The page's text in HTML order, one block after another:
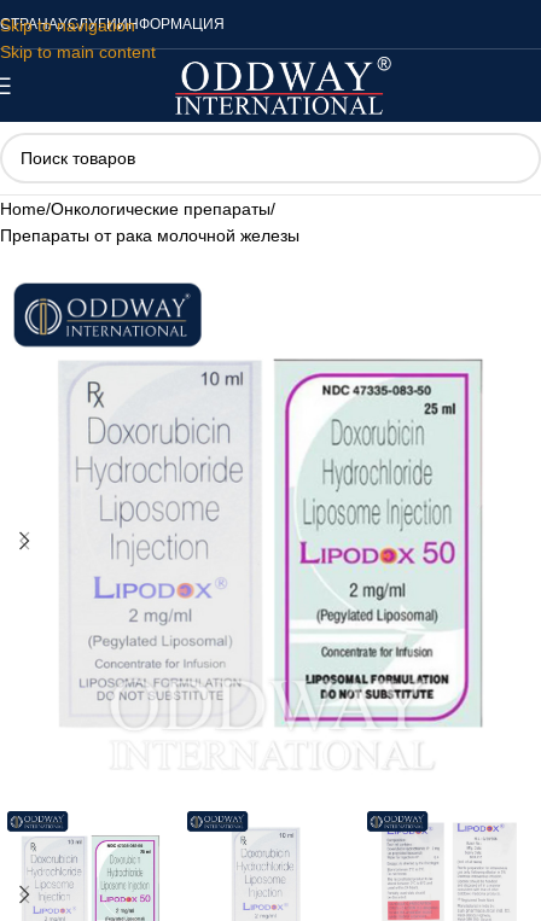
Skip to navigation
Skip to main content
СТРАНАУСЛУГИИНФОРМАЦИЯ
Home/Онкологические препараты/
Препараты от рака молочной железы